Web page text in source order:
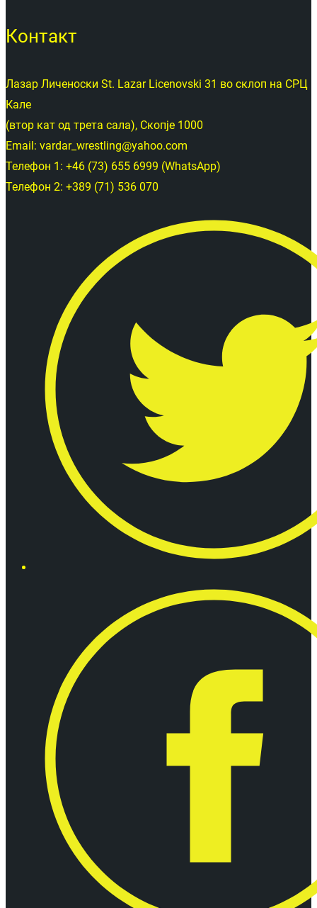
Контакт
Лазар Личеноски St. Lazar Licenovski 31 во склоп на СРЦ
Кале
(втор кат од трета сала), Скопје 1000
Email: vardar_wrestling@yahoo.com
Телефон 1: +46 (73) 655 6999 (WhatsApp)
Телефон 2: +389 (71) 536 070